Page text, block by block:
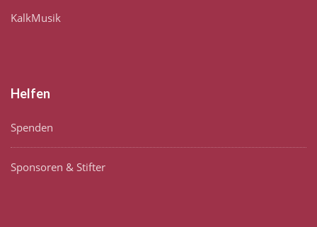
KalkMusik
Helfen
Spenden
Sponsoren & Stifter